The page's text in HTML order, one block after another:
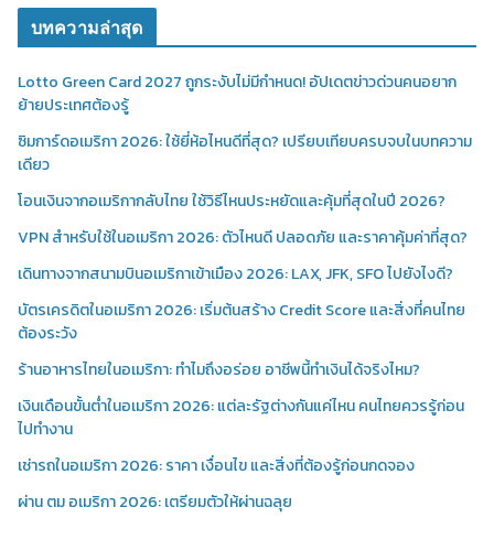
บทความล่าสุด
Lotto Green Card 2027 ถูกระงับไม่มีกำหนด! อัปเดตข่าวด่วนคนอยาก
ย้ายประเทศต้องรู้
ซิมการ์ดอเมริกา 2026: ใช้ยี่ห้อไหนดีที่สุด? เปรียบเทียบครบจบในบทความ
เดียว
โอนเงินจากอเมริกากลับไทย ใช้วิธีไหนประหยัดและคุ้มที่สุดในปี 2026?
VPN สำหรับใช้ในอเมริกา 2026: ตัวไหนดี ปลอดภัย และราคาคุ้มค่าที่สุด?
เดินทางจากสนามบินอเมริกาเข้าเมือง 2026: LAX, JFK, SFO ไปยังไงดี?
บัตรเครดิตในอเมริกา 2026: เริ่มต้นสร้าง Credit Score และสิ่งที่คนไทย
ต้องระวัง
ร้านอาหารไทยในอเมริกา: ทำไมถึงอร่อย อาชีพนี้ทำเงินได้จริงไหม?
เงินเดือนขั้นต่ำในอเมริกา 2026: แต่ละรัฐต่างกันแค่ไหน คนไทยควรรู้ก่อน
ไปทำงาน
เช่ารถในอเมริกา 2026: ราคา เงื่อนไข และสิ่งที่ต้องรู้ก่อนกดจอง
ผ่าน ตม อเมริกา 2026: เตรียมตัวให้ผ่านฉลุย